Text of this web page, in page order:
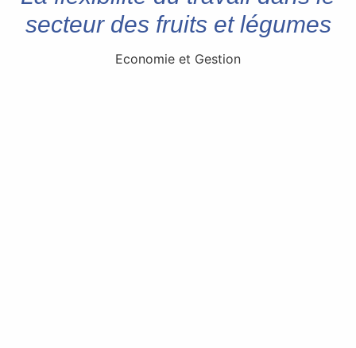
secteur des fruits et légumes
Economie et Gestion